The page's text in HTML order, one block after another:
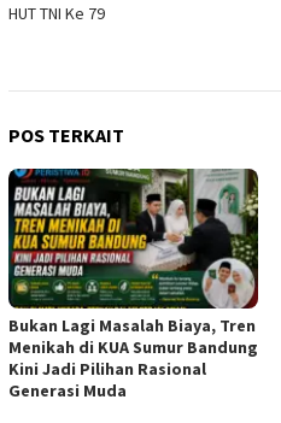
HUT TNI Ke 79
POS TERKAIT
Bukan Lagi Masalah Biaya, Tren
Menikah di KUA Sumur Bandung
Kini Jadi Pilihan Rasional
Generasi Muda